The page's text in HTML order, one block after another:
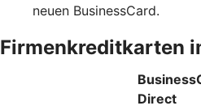
neuen BusinessCard.
Firmenkreditkarten
Direct